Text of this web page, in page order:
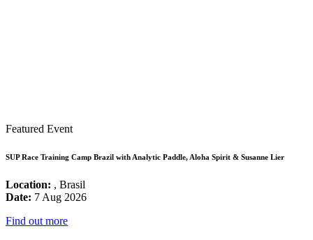
Featured Event
SUP Race Training Camp Brazil with Analytic Paddle, Aloha Spirit & Susanne Lier
Location: , Brasil
Date: 7 Aug 2026
Find out more